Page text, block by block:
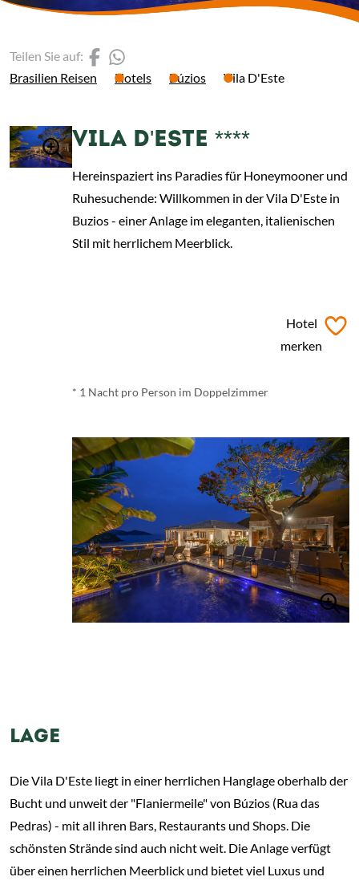
Brasilien Reisen Hotels Búzios Vila D'Este
Teilen Sie auf: (Link öffnet einen neuen
VILA D'ESTE ****
Hereinspaziert ins Paradies für Honeymooner und
Ruhesuchende: Willkommen in der Vila D'Este in
Buzios - einer Anlage im eleganten, italienischen
Stil mit herrlichem Meerblick.
Hotel
merken
* 1 Nacht pro Person im Doppelzimmer
LAGE
Die Vila D'Este liegt in einer herrlichen Hanglage oberhalb der
Bucht und unweit der "Flaniermeile" von Búzios (Rua das
Pedras) - mit all ihren Bars, Restaurants und Shops. Die
schönsten Strände sind auch nicht weit. Die Anlage verfügt
über einen herrlichen Meerblick und bietet viel Luxus und